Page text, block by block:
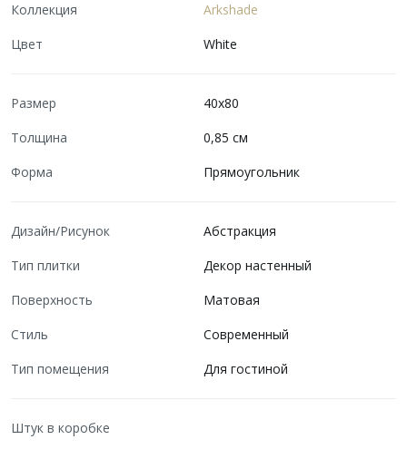
Коллекция
Arkshade
Цвет
White
Размер
40x80
Толщина
0,85 см
Форма
Прямоугольник
Дизайн/Рисунок
Абстракция
Тип плитки
Декор настенный
Поверхность
Матовая
Стиль
Современный
Тип помещения
Для гостиной
Штук в коробке